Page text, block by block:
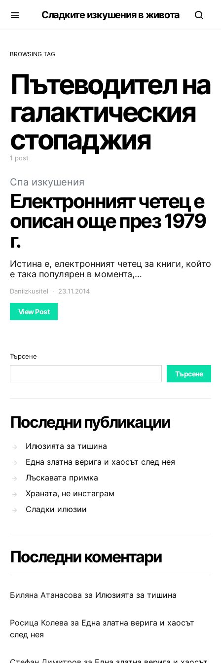
Сладките изкушения в живота
BROWSING TAG
Пътеводител на
галактическия
стопаджия
1 post
Спа изкушения
Електронният четец е
описан още през 1979
г.
Истина е, електронният четец за книги, който
е така популярен в момента,…
DaniIzkusitel 23.11.2014
View Post
Търсене
Търсене
Последни публикации
Илюзията за тишина
Една златна верига и хаосът след нея
Лъскавата примка
Храната, не инстаграм
Сладки илюзии
Последни коментари
Биляна Атанасова за Илюзията за тишина
Росица Колева за Една златна верига и хаосът
след нея